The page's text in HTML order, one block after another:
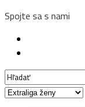
Spojte sa s nami